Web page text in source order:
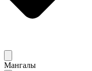
Мангалы